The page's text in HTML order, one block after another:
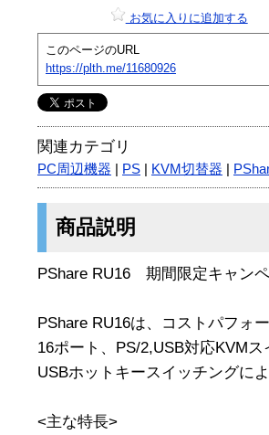
お気に入りに追加する
このページのURL
https://plth.me/11680926
関連カテゴリ
PC周辺機器 PS KVM切替器
商品説明
PShare RU16 期間限定キャン
PShare RU16は、コストパフォ
16ポート、PS/2,USB対応KVM
USBホットキースイッチングに
<主な特長>